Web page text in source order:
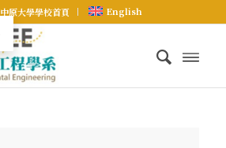
中原大學學校首頁 English